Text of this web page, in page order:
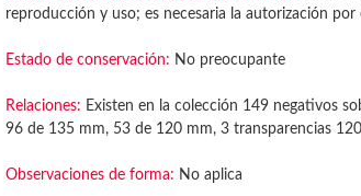
reproducción y uso; es necesaria la autorización
Estado de conservación: No preocupante
Relaciones: Existen en la colección 149 negativos
96 de 135 mm, 53 de 120 mm, 3 transparencias
Observaciones de forma: No aplica